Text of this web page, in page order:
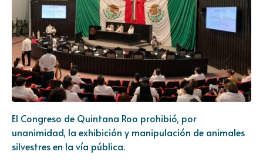
El Congreso de Quintana Roo prohibió, por
unanimidad, la exhibición y manipulación de animales
silvestres en la vía pública.